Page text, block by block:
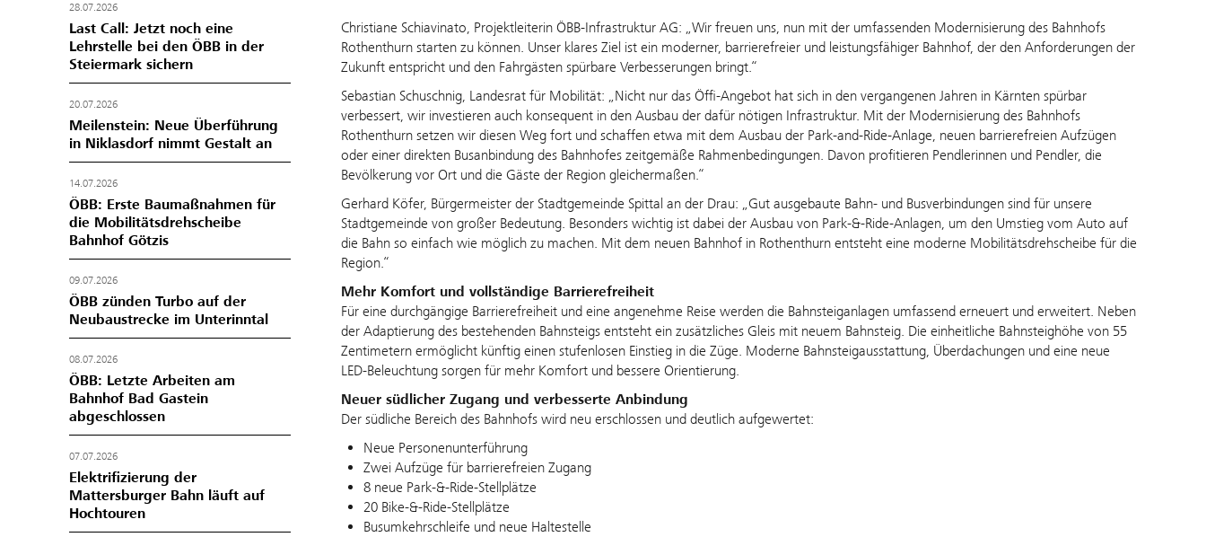
28.07.2026
Last Call: Jetzt noch eine
Lehrstelle bei den ÖBB in der
Steiermark sichern
20.07.2026
Meilenstein: Neue Überführung
in Niklasdorf nimmt Gestalt an
14.07.2026
ÖBB: Erste Baumaßnahmen für
die Mobilitätsdrehscheibe
Bahnhof Götzis
09.07.2026
ÖBB zünden Turbo auf der
Neubaustrecke im Unterinntal
08.07.2026
ÖBB: Letzte Arbeiten am
Bahnhof Bad Gastein
abgeschlossen
07.07.2026
Elektrifizierung der
Mattersburger Bahn läuft auf
Hochtouren
Christiane Schiavinato, Projektleiterin ÖBB‑Infrastruktur AG: „Wir freuen uns, nun mit der umfassenden Modernisierung des Bahnhofs
Rothenthurn starten zu können. Unser klares Ziel ist ein moderner, barrierefreier und leistungsfähiger Bahnhof, der den Anforderungen der
Zukunft entspricht und den Fahrgästen spürbare Verbesserungen bringt.“
Sebastian Schuschnig, Landesrat für Mobilität: „Nicht nur das Öffi-Angebot hat sich in den vergangenen Jahren in Kärnten spürbar
verbessert, wir investieren auch konsequent in den Ausbau der dafür nötigen Infrastruktur. Mit der Modernisierung des Bahnhofs
Rothenthurn setzen wir diesen Weg fort und schaffen etwa mit dem Ausbau der Park-and-Ride-Anlage, neuen barrierefreien Aufzügen
oder einer direkten Busanbindung des Bahnhofes zeitgemäße Rahmenbedingungen. Davon profitieren Pendlerinnen und Pendler, die
Bevölkerung vor Ort und die Gäste der Region gleichermaßen.“
Gerhard Köfer, Bürgermeister der Stadtgemeinde Spittal an der Drau: „Gut ausgebaute Bahn‑ und Busverbindungen sind für unsere
Stadtgemeinde von großer Bedeutung. Besonders wichtig ist dabei der Ausbau von Park‑&‑Ride‑Anlagen, um den Umstieg vom Auto auf
die Bahn so einfach wie möglich zu machen. Mit dem neuen Bahnhof in Rothenthurn entsteht eine moderne Mobilitätsdrehscheibe für die
Region.“
Mehr Komfort und vollständige Barrierefreiheit
Für eine durchgängige Barrierefreiheit und eine angenehme Reise werden die Bahnsteiganlagen umfassend erneuert und erweitert. Neben
der Adaptierung des bestehenden Bahnsteigs entsteht ein zusätzliches Gleis mit neuem Bahnsteig. Die einheitliche Bahnsteighöhe von 55
Zentimetern ermöglicht künftig einen stufenlosen Einstieg in die Züge. Moderne Bahnsteigausstattung, Überdachungen und eine neue
LED‑Beleuchtung sorgen für mehr Komfort und bessere Orientierung.
Neuer südlicher Zugang und verbesserte Anbindung
Der südliche Bereich des Bahnhofs wird neu erschlossen und deutlich aufgewertet:
Neue Personenunterführung
Zwei Aufzüge für barrierefreien Zugang
8 neue Park‑&‑Ride‑Stellplätze
20 Bike‑&‑Ride‑Stellplätze
Busumkehrschleife und neue Haltestelle